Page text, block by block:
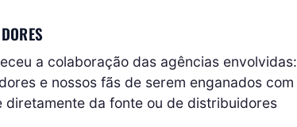
a colaboração das agências envolvidas:
e nossos fãs de serem enganados com
da fonte ou de distribuidores